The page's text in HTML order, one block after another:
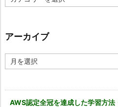
テ
ー
アーカイブ
ー
AWS認定全冠を達成した学習方